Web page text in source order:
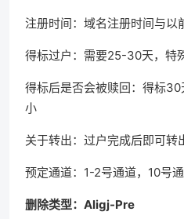
注册时间：域名注册时间与以
得标过户：需要25-30天，特
得标后是否会被赎回：得标
小
关于转出：过户完成后即可转
预定通道：1-2号通道，10号
删除类型：Aligj-Pre